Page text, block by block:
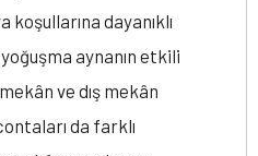
dayanıklı
aynanın etkili
ve dış mekân
da farklı